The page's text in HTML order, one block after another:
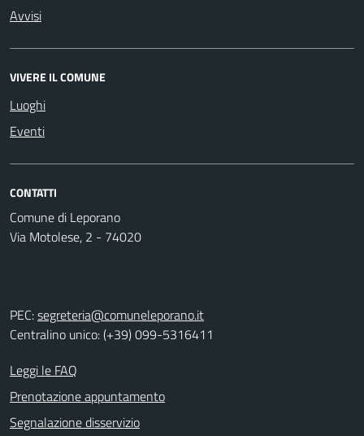
Avvisi
VIVERE IL COMUNE
Luoghi
Eventi
CONTATTI
Comune di Leporano
Via Motolese, 2 - 74020
PEC:segreteria@comuneleporano.it
Centralino unico: (+39) 099-5316411
Leggi le FAQ
Prenotazione appuntamento
Segnalazione disservizio